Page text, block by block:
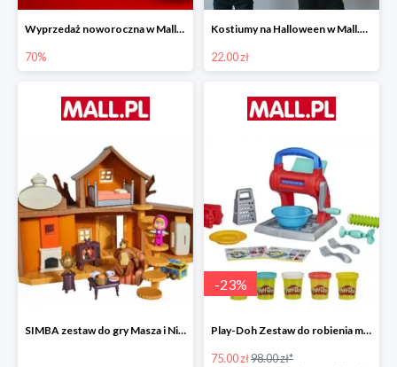
Wyprzedaż noworoczna w Mall.pl do -70%
70%
Kostiumy na Halloween w Mall.pl od 22 zł
22.00 zł
SIMBA zestaw do gry Masza i Niedźwiedź - Duży dom Maszy -15%
-23%
Play-Doh Zestaw do robienia makaronów -23%
75.00 zł98.00 zł*